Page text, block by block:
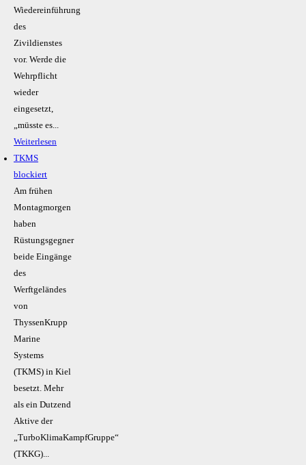
Wiedereinführung
des
Zivildienstes
vor. Werde die
Wehrpflicht
wieder
eingesetzt,
„müsste es...
Weiterlesen
TKMS
blockiert
Am frühen
Montagmorgen
haben
Rüstungsgegner
beide Eingänge
des
Werftgeländes
von
ThyssenKrupp
Marine
Systems
(TKMS) in Kiel
besetzt. Mehr
als ein Dutzend
Aktive der
„TurboKlimaKampfGruppe“
(TKKG)...